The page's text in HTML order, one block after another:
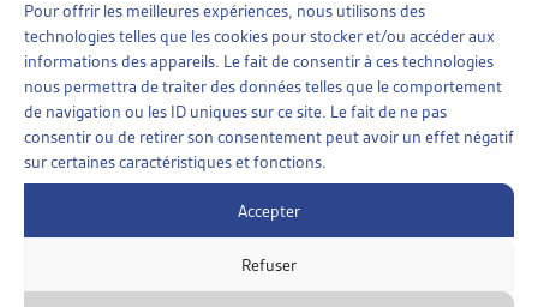
Pour offrir les meilleures expériences, nous utilisons des
technologies telles que les cookies pour stocker et/ou accéder aux
informations des appareils. Le fait de consentir à ces technologies
nous permettra de traiter des données telles que le comportement
de navigation ou les ID uniques sur ce site. Le fait de ne pas
consentir ou de retirer son consentement peut avoir un effet négatif
sur certaines caractéristiques et fonctions.
Accepter
Refuser
L’Office fédéral des assurances sociales, qui avait recouru
contre un arrêt cantonal procédant à une telle évaluation, a
été débouté.
Le jugement du Tribunal fédéral porte sur la version du RAI
en vigueur jusqu’au 31 décembre 2023. Les répercussions de
cette jurisprudence sur la teneur actuelle de l’article 26bis
RAI ne sont pas abordées par la Cour.
SUR LE MÊME THÈME…